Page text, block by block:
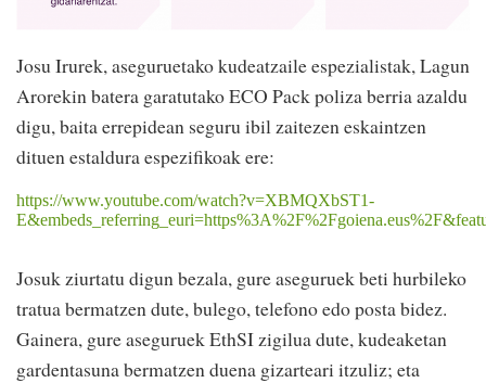
Josu Irurek, aseguruetako kudeatzaile espezialistak, Lagun
Arorekin batera garatutako ECO Pack poliza berria azaldu
digu, baita errepidean seguru ibil zaitezen eskaintzen
dituen estaldura espezifikoak ere:
https://www.youtube.com/watch?v=XBMQXbST1-
Josuk ziurtatu digun bezala, gure aseguruek beti hurbileko
tratua bermatzen dute, bulego, telefono edo posta bidez.
Gainera, gure aseguruek EthSI zigilua dute, kudeaketan
gardentasuna bermatzen duena gizarteari itzuliz; eta